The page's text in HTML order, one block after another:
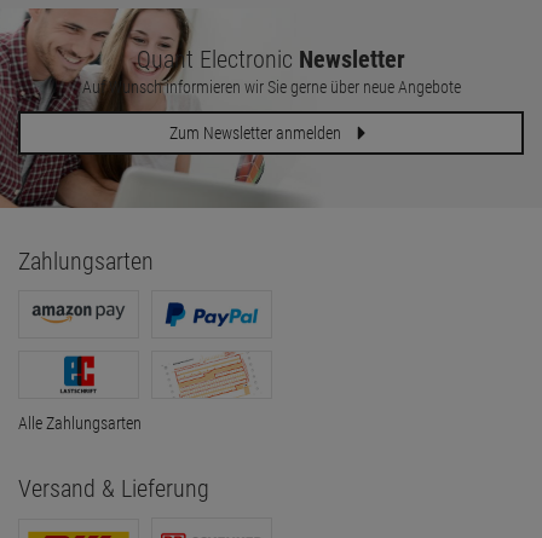
Quant Electronic Newsletter
Auf Wunsch informieren wir Sie gerne über neue Angebote
Zum Newsletter anmelden
Zahlungsarten
Alle Zahlungsarten
Versand & Lieferung